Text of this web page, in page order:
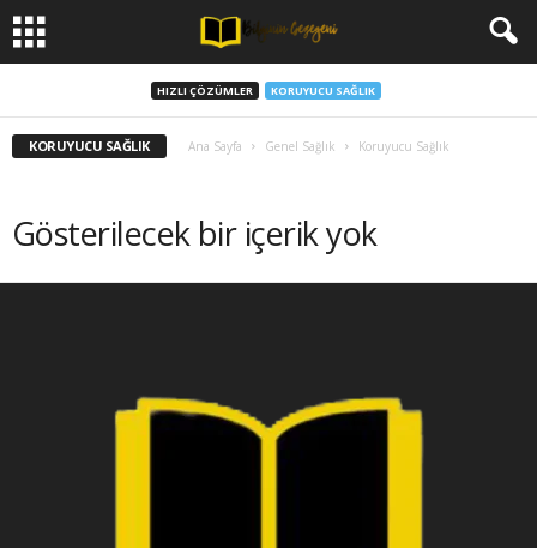
HIZLI ÇÖZÜMLER KORUYUCU SAĞLIK
KORUYUCU SAĞLIK Ana Sayfa Genel Sağlık Koruyucu Sağlık
Gösterilecek bir içerik yok